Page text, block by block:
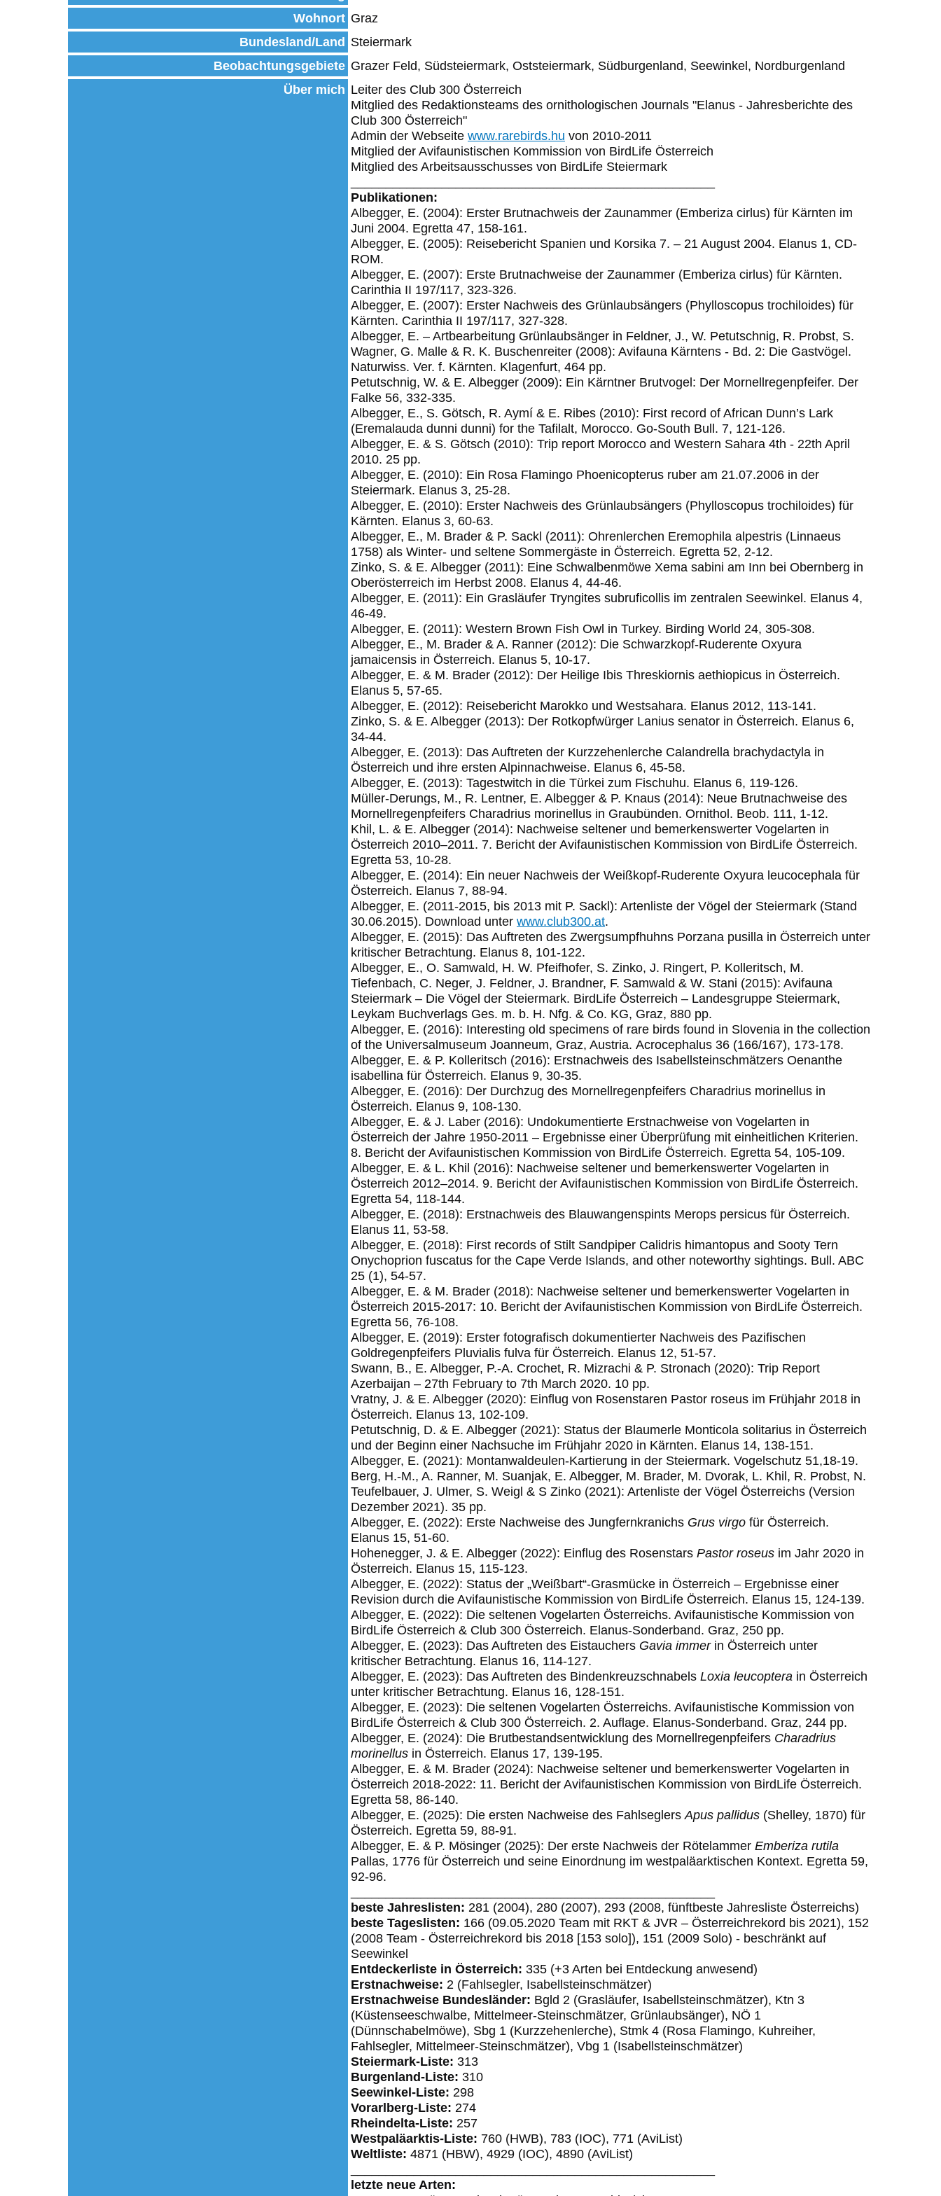
Wohnort Graz
Bundesland/Land Steiermark
Beobachtungsgebiete Grazer Feld, Südsteiermark, Oststeiermark, Südburgenland, Seewinkel, Nordburgenland
Über mich Leiter des Club 300 Österreich
Mitglied des Redaktionsteams des ornithologischen Journals "Elanus - Jahresberichte des
Club 300 Österreich"
Admin der Webseite www.rarebirds.hu von 2010-2011
Mitglied der Avifaunistischen Kommission von BirdLife Österreich
Mitglied des Arbeitsausschusses von BirdLife Steiermark
Publikationen:
Albegger, E. (2004): Erster Brutnachweis der Zaunammer (Emberiza cirlus) für Kärnten im
Juni 2004. Egretta 47, 158-161.
Albegger, E. (2005): Reisebericht Spanien und Korsika 7. – 21 August 2004. Elanus 1, CD-
ROM.
Albegger, E. (2007): Erste Brutnachweise der Zaunammer (Emberiza cirlus) für Kärnten.
Carinthia II 197/117, 323-326.
Albegger, E. (2007): Erster Nachweis des Grünlaubsängers (Phylloscopus trochiloides) für
Kärnten. Carinthia II 197/117, 327-328.
Albegger, E. – Artbearbeitung Grünlaubsänger in Feldner, J., W. Petutschnig, R. Probst, S.
Wagner, G. Malle & R. K. Buschenreiter (2008): Avifauna Kärntens - Bd. 2: Die Gastvögel.
Naturwiss. Ver. f. Kärnten. Klagenfurt, 464 pp.
Petutschnig, W. & E. Albegger (2009): Ein Kärntner Brutvogel: Der Mornellregenpfeifer. Der
Falke 56, 332-335.
Albegger, E., S. Götsch, R. Aymí & E. Ribes (2010): First record of African Dunn’s Lark
(Eremalauda dunni dunni) for the Tafilalt, Morocco. Go-South Bull. 7, 121-126.
Albegger, E. & S. Götsch (2010): Trip report Morocco and Western Sahara 4th - 22th April
2010. 25 pp.
Albegger, E. (2010): Ein Rosa Flamingo Phoenicopterus ruber am 21.07.2006 in der
Steiermark. Elanus 3, 25-28.
Albegger, E. (2010): Erster Nachweis des Grünlaubsängers (Phylloscopus trochiloides) für
Kärnten. Elanus 3, 60-63.
Albegger, E., M. Brader & P. Sackl (2011): Ohrenlerchen Eremophila alpestris (Linnaeus
1758) als Winter- und seltene Sommergäste in Österreich. Egretta 52, 2-12.
Zinko, S. & E. Albegger (2011): Eine Schwalbenmöwe Xema sabini am Inn bei Obernberg in
Oberösterreich im Herbst 2008. Elanus 4, 44-46.
Albegger, E. (2011): Ein Grasläufer Tryngites subruficollis im zentralen Seewinkel. Elanus 4,
46-49.
Albegger, E. (2011): Western Brown Fish Owl in Turkey. Birding World 24, 305-308.
Albegger, E., M. Brader & A. Ranner (2012): Die Schwarzkopf-Ruderente Oxyura
jamaicensis in Österreich. Elanus 5, 10-17.
Albegger, E. & M. Brader (2012): Der Heilige Ibis Threskiornis aethiopicus in Österreich.
Elanus 5, 57-65.
Albegger, E. (2012): Reisebericht Marokko und Westsahara. Elanus 2012, 113-141.
Zinko, S. & E. Albegger (2013): Der Rotkopfwürger Lanius senator in Österreich. Elanus 6,
34-44.
Albegger, E. (2013): Das Auftreten der Kurzzehenlerche Calandrella brachydactyla in
Österreich und ihre ersten Alpinnachweise. Elanus 6, 45-58.
Albegger, E. (2013): Tagestwitch in die Türkei zum Fischuhu. Elanus 6, 119-126.
Müller-Derungs, M., R. Lentner, E. Albegger & P. Knaus (2014): Neue Brutnachweise des
Mornellregenpfeifers Charadrius morinellus in Graubünden. Ornithol. Beob. 111, 1-12.
Khil, L. & E. Albegger (2014): Nachweise seltener und bemerkenswerter Vogelarten in
Österreich 2010–2011. 7. Bericht der Avifaunistischen Kommission von BirdLife Österreich.
Egretta 53, 10-28.
Albegger, E. (2014): Ein neuer Nachweis der Weißkopf-Ruderente Oxyura leucocephala für
Österreich. Elanus 7, 88-94.
Albegger, E. (2011-2015, bis 2013 mit P. Sackl): Artenliste der Vögel der Steiermark (Stand
30.06.2015). Download unter www.club300.at.
Albegger, E. (2015): Das Auftreten des Zwergsumpfhuhns Porzana pusilla in Österreich unter
kritischer Betrachtung. Elanus 8, 101-122.
Albegger, E., O. Samwald, H. W. Pfeifhofer, S. Zinko, J. Ringert, P. Kolleritsch, M.
Tiefenbach, C. Neger, J. Feldner, J. Brandner, F. Samwald & W. Stani (2015): Avifauna
Steiermark – Die Vögel der Steiermark. BirdLife Österreich – Landesgruppe Steiermark,
Leykam Buchverlags Ges. m. b. H. Nfg. & Co. KG, Graz, 880 pp.
Albegger, E. (2016): Interesting old specimens of rare birds found in Slovenia in the collection
of the Universalmuseum Joanneum, Graz, Austria. Acrocephalus 36 (166/167), 173-178.
Albegger, E. & P. Kolleritsch (2016): Erstnachweis des Isabellsteinschmätzers Oenanthe
isabellina für Österreich. Elanus 9, 30-35.
Albegger, E. (2016): Der Durchzug des Mornellregenpfeifers Charadrius morinellus in
Österreich. Elanus 9, 108-130.
Albegger, E. & J. Laber (2016): Undokumentierte Erstnachweise von Vogelarten in
Österreich der Jahre 1950-2011 – Ergebnisse einer Überprüfung mit einheitlichen Kriterien.
8. Bericht der Avifaunistischen Kommission von BirdLife Österreich. Egretta 54, 105-109.
Albegger, E. & L. Khil (2016): Nachweise seltener und bemerkenswerter Vogelarten in
Österreich 2012–2014. 9. Bericht der Avifaunistischen Kommission von BirdLife Österreich.
Egretta 54, 118-144.
Albegger, E. (2018): Erstnachweis des Blauwangenspints Merops persicus für Österreich.
Elanus 11, 53-58.
Albegger, E. (2018): First records of Stilt Sandpiper Calidris himantopus and Sooty Tern
Onychoprion fuscatus for the Cape Verde Islands, and other noteworthy sightings. Bull. ABC
25 (1), 54-57.
Albegger, E. & M. Brader (2018): Nachweise seltener und bemerkenswerter Vogelarten in
Österreich 2015-2017: 10. Bericht der Avifaunistischen Kommission von BirdLife Österreich.
Egretta 56, 76-108.
Albegger, E. (2019): Erster fotografisch dokumentierter Nachweis des Pazifischen
Goldregenpfeifers Pluvialis fulva für Österreich. Elanus 12, 51-57.
Swann, B., E. Albegger, P.-A. Crochet, R. Mizrachi & P. Stronach (2020): Trip Report
Azerbaijan – 27th February to 7th March 2020. 10 pp.
Vratny, J. & E. Albegger (2020): Einflug von Rosenstaren Pastor roseus im Frühjahr 2018 in
Österreich. Elanus 13, 102-109.
Petutschnig, D. & E. Albegger (2021): Status der Blaumerle Monticola solitarius in Österreich
und der Beginn einer Nachsuche im Frühjahr 2020 in Kärnten. Elanus 14, 138-151.
Albegger, E. (2021): Montanwaldeulen-Kartierung in der Steiermark. Vogelschutz 51,18-19.
Berg, H.-M., A. Ranner, M. Suanjak, E. Albegger, M. Brader, M. Dvorak, L. Khil, R. Probst, N.
Teufelbauer, J. Ulmer, S. Weigl & S Zinko (2021): Artenliste der Vögel Österreichs (Version
Dezember 2021). 35 pp.
Albegger, E. (2022): Erste Nachweise des Jungfernkranichs Grus virgo für Österreich.
Elanus 15, 51-60.
Hohenegger, J. & E. Albegger (2022): Einflug des Rosenstars Pastor roseus im Jahr 2020 in
Österreich. Elanus 15, 115-123.
Albegger, E. (2022): Status der „Weißbart“-Grasmücke in Österreich – Ergebnisse einer
Revision­ ­durch­ die ­Avifaunistische­ Kommission­ von ­BirdLife ­Österreich. Elanus 15, 124-139.
Albegger, E. (2022): Die seltenen Vogelarten Österreichs. Avifaunistische Kommission von
BirdLife Österreich & Club 300 Österreich. Elanus-Sonderband. Graz, 250 pp.
Albegger, E. (2023): Das Auftreten des Eistauchers Gavia immerin Österreich unter
kritischer Betrachtung. Elanus 16, 114-127.
Albegger, E. (2023): Das Auftreten des Bindenkreuzschnabels Loxia leucoptera in Österreich
unter kritischer Betrachtung. Elanus 16, 128-151.
Albegger, E. (2023): Die seltenen Vogelarten Österreichs. Avifaunistische Kommission von
BirdLife Österreich & Club 300 Österreich. 2. Auflage. Elanus-Sonderband. Graz, 244 pp.
Albegger, E. (2024): Die Brutbestandsentwicklung des Mornellregenpfeifers Charadrius
morinellus in Österreich. Elanus 17, 139-195.
Albegger, E. & M. Brader (2024): Nachweise seltener und bemerkenswerter Vogelarten in
Österreich 2018-2022: 11. Bericht der Avifaunistischen Kommission von BirdLife Österreich.
Egretta 58, 86-140.
Albegger, E. (2025): Die ersten Nachweise des Fahlseglers Apus pallidus (Shelley, 1870) für
Österreich. Egretta 59, 88-91.
Albegger, E. & P. Mösinger (2025): Der erste Nachweis der Rötelammer Emberiza rutila
Pallas, 1776 für Österreich und seine Einordnung im westpaläarktischen Kontext. Egretta 59,
92-96.
beste Jahreslisten: 281 (2004), 280 (2007), 293 (2008, fünftbeste Jahresliste Österreichs)
beste Tageslisten: 166 (09.05.2020 Team mit RKT & JVR – Österreichrekord bis 2021), 152
(2008 Team - Österreichrekord bis 2018 [153 solo]), 151 (2009 Solo) - beschränkt auf
Seewinkel
Entdeckerliste in Österreich: 335 (+3 Arten bei Entdeckung anwesend)
Erstnachweise: 2 (Fahlsegler, Isabellsteinschmätzer)
Erstnachweise Bundesländer: Bgld 2 (Grasläufer, Isabellsteinschmätzer), Ktn 3
(Küstenseeschwalbe, Mittelmeer-Steinschmätzer, Grünlaubsänger), NÖ 1
(Dünnschabelmöwe), Sbg 1 (Kurzzehenlerche), Stmk 4 (Rosa Flamingo, Kuhreiher,
Fahlsegler, Mittelmeer-Steinschmätzer), Vbg 1 (Isabellsteinschmätzer)
Steiermark-Liste: 313
Burgenland-Liste: 310
Seewinkel-Liste: 298
Vorarlberg-Liste: 274
Rheindelta-Liste: 257
Westpaläarktis-Liste: 760 (HWB), 783 (IOC), 771 (AviList)
Weltliste: 4871 (HBW), 4929 (IOC), 4890 (AviList)
letzte neue Arten: